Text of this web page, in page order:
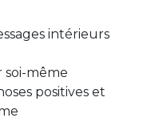
intérieurs
soi-même
positives et